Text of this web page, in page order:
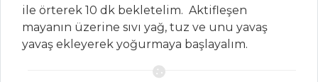
Sebzeli Hamsi
Buğulama
Mercimekli Ve
ile örterek 10 dk bekletelim. Aktifleşen
mayanın üzerine sıvı yağ, tuz ve unu yavaş
yavaş ekleyerek yoğurmaya başlayalım.